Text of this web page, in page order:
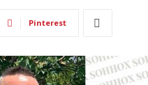
Pinterest